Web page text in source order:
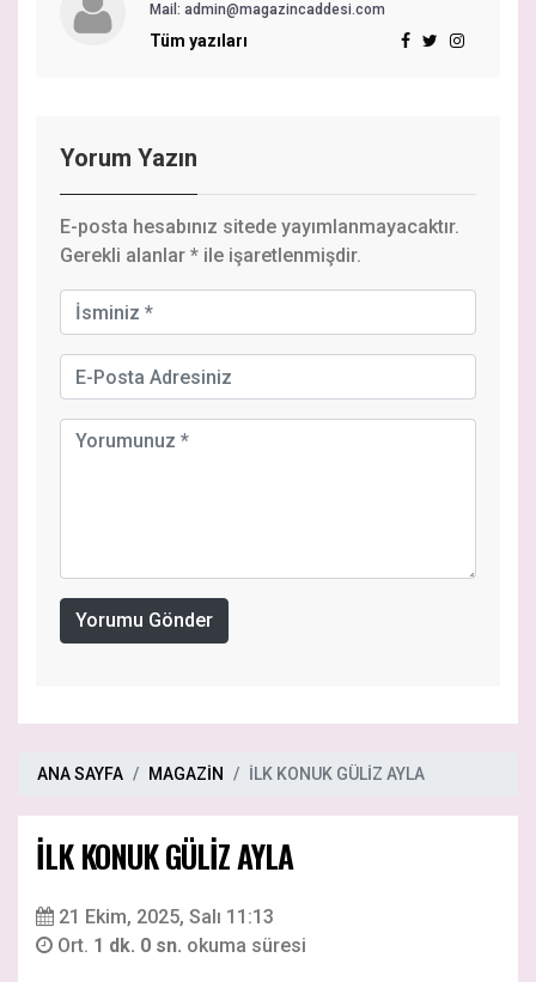
Mail: admin@magazincaddesi.com
Tüm yazıları
Yorum Yazın
E-posta hesabınız sitede yayımlanmayacaktır.
Gerekli alanlar * ile işaretlenmişdir.
Yorumu Gönder
ANA SAYFA MAGAZİN İLK KONUK GÜLİZ AYLA
İLK KONUK GÜLİZ AYLA
21 Ekim, 2025, Salı 11:13
Ort. 1 dk. 0 sn. okuma süresi